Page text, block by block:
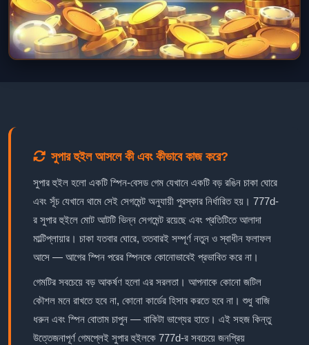
সুপার হুইল আসলে কী এবং কীভাবে কাজ করে?
সুপার হুইল হলো একটি স্পিন-বেসড গেম যেখানে একটি বড় রঙিন চাকা ঘোরে
এবং সূঁচ যেখানে থামে সেই সেগমেন্ট অনুযায়ী পুরস্কার নির্ধারিত হয়। 777d-
র সুপার হুইলে মোট আটটি ভিন্ন সেগমেন্ট রয়েছে এবং প্রতিটিতে আলাদা
মাল্টিপ্লায়ার। চাকা যতবার ঘোরে, ততবারই সম্পূর্ণ নতুন ও স্বাধীন ফলাফল
আসে — আগের স্পিন পরের স্পিনকে কোনোভাবেই প্রভাবিত করে না।
গেমটির সবচেয়ে বড় আকর্ষণ হলো এর সরলতা। আপনাকে কোনো জটিল
কৌশল মনে রাখতে হবে না, কোনো কার্ডের হিসাব করতে হবে না। শুধু বাজি
ধরুন এবং স্পিন বোতাম চাপুন — বাকিটা ভাগ্যের হাতে। এই সহজ কিন্তু
উত্তেজনাপূর্ণ গেমপ্লেই সুপার হুইলকে 777d-র সবচেয়ে জনপ্রিয়